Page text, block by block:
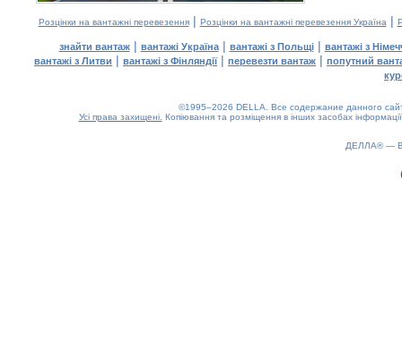
Розцінки на вантажні перевезення| Розцінки на вантажні перевезення Україна |
знайти вантаж| вантажі Україна| вантажі з Польщі| вантажі з
вантажі з Литви | вантажі з Фінляндії| перевезти вантаж | попутний
©1995–2026 DELLA. Все содержание данного
Усі права захищені. Копіювання та розміщення в інших засобах
ДЕЛЛА® —